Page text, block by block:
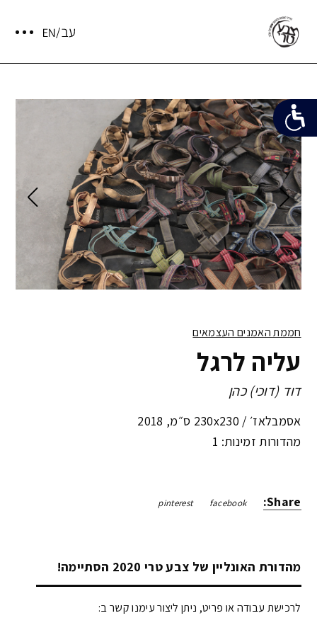
חממת האמנים העצמאים
עליה לרגל
דוד (דוכי) כהן
אסמבלאז׳ / 230x230 ס״מ ,
מהדורות זמינות: 1
Share:
facebook
pinterest
מהדורת האונליין של צבע טרי 2020 הסתיימה!
לרכישת עבודה או פריט, ניתן ליצור עימנו קשר ב: